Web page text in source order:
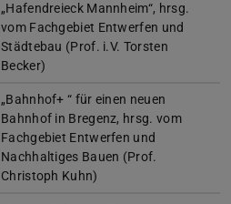
„Hafendreieck Mannheim“, hrsg.
vom Fachgebiet Entwerfen und
Städtebau (Prof. i.V. Torsten
Becker)
„Bahnhof+ “ für einen neuen
Bahnhof in Bregenz, hrsg. vom
Fachgebiet Entwerfen und
Nachhaltiges Bauen (Prof.
Christoph Kuhn)